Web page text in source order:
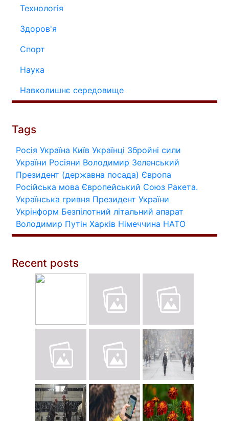
Технологія
Здоров'я
Спорт
Наука
Навколишнє середовище
Tags
Росія Україна Київ Українці Збройні сили
України Росіяни Володимир Зеленський
Президент (державна посада) Європа
Російська мова Європейський Союз Ракета.
Українська гривня Президент України
Укрінформ Безпілотний літальний апарат
Володимир Путін Харків Німеччина НАТО
Recent posts